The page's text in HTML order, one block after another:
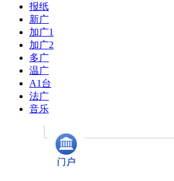
报纸
新广
加广1
加广2
多广
温广
A1台
法广
音乐